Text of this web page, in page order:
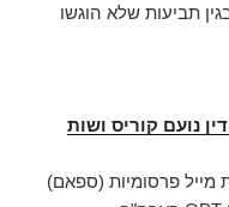
תביעות שלא הוגשו
נועם קוריס ושות
מייל פרסומיות (ספאם)